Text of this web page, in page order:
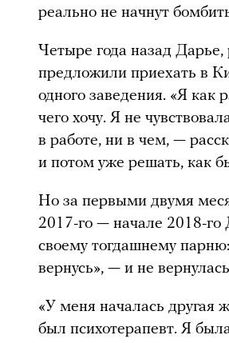
реально не начнут
Четыре года назад
предложили приехать в
одного заведения. «Я как
чего хочу. Я не
в работе, ни в чем, —
и потом уже решать, как
Но за первыми двумя
2017-го — начале 2018-го
своему тогдашнему
вернусь», — и не
«У меня началась другая
был психотерапевт. Я